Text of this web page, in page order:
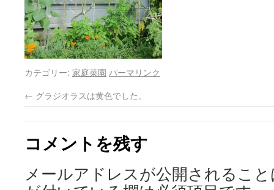
カテゴリー: 家庭菜園 パーマリンク
← グラジオラスは黄色でした。
コメントを残す
メールアドレスが公開されるこ